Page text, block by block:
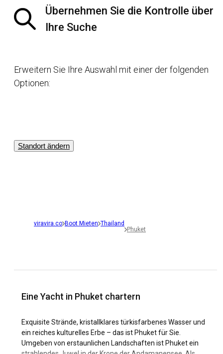
Übernehmen Sie die Kontrolle über
Ihre Suche
Erweitern Sie Ihre Auswahl mit einer der folgenden
Optionen:
Standort ändern
viravira.co Boot Mieten Thailand
Phuket
Eine Yacht in Phuket chartern
Exquisite Strände, kristallklares türkisfarbenes Wasser und
ein reiches kulturelles Erbe – das ist Phuket für Sie.
Umgeben von erstaunlichen Landschaften ist Phuket ein